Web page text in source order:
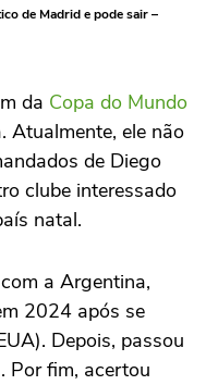
de Madrid e pode sair –
da Copa do Mundo
Atualmente, ele não
de Diego
clube interessado
natal.
a Argentina,
2024 após se
Depois, passou
Por fim, acertou